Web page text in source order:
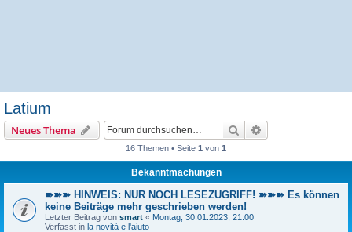
Latium
Neues Thema Suche
16 Themen • Seite 1 von 1
Bekanntmachungen
➽➽➽ HINWEIS: NUR NOCH LESEZUGRIFF! ➽➽➽ Es können
keine Beiträge mehr geschrieben werden!
Letzter Beitrag von smart « Montag, 30.01.2023, 21:00
Verfasst in la novità e l'aiuto